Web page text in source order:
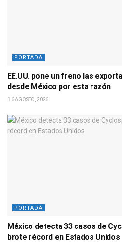
PORTADA
EE.UU. pone un freno las
desde México por esta razón
6 AGOSTO, 2026
PORTADA
México detecta 33 casos de
brote récord en Estados Unidos